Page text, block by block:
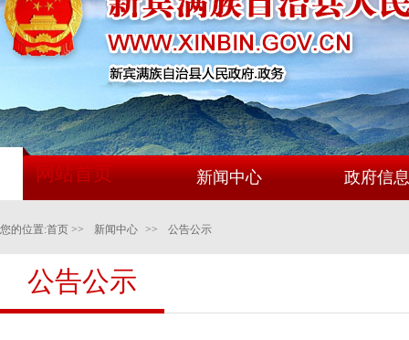
网站首页 新闻中心 政府信
您的位置:首页 >> 新闻中心 >> 公告公示
公告公示